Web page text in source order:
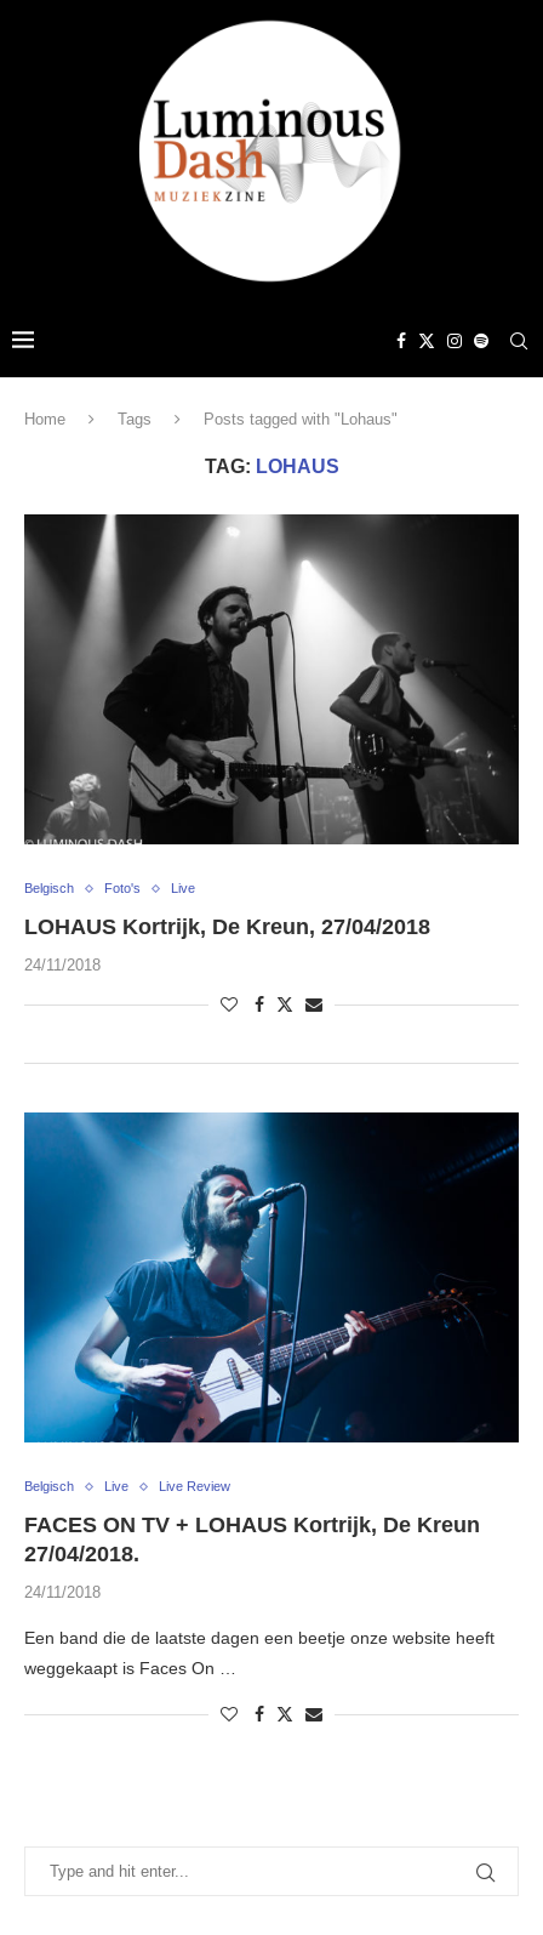
Home Tags Posts tagged with "Lohaus"
TAG: LOHAUS
Belgisch Foto's Live
LOHAUS Kortrijk, De Kreun, 27/04/2018
24/11/2018
Belgisch Live Live Review
FACES ON TV + LOHAUS Kortrijk, De Kreun
27/04/2018.
24/11/2018
Een band die de laatste dagen een beetje onze website heeft
weggekaapt is Faces On …